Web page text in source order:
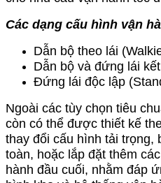
Các dạng cấu hình vận
Dẫn bộ theo lái
Dẫn bộ và đứng lái
Đứng lái độc lập
Ngoài các tùy chọn tiêu
còn có thể được thiết kế
thay đổi cấu hình tải trọng,
toàn, hoặc lắp đặt thêm
hành đầu cuối, nhằm đáp